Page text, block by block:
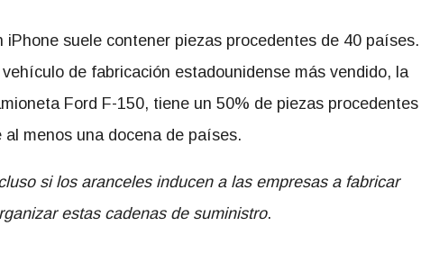
iPhone suele contener piezas procedentes de 40 países.
vehículo de fabricación estadounidense más vendido, la
Ford F-150, tiene un 50% de piezas procedentes
al menos una docena de países.
si los aranceles inducen a las empresas a fabricar
estas cadenas de suministro.